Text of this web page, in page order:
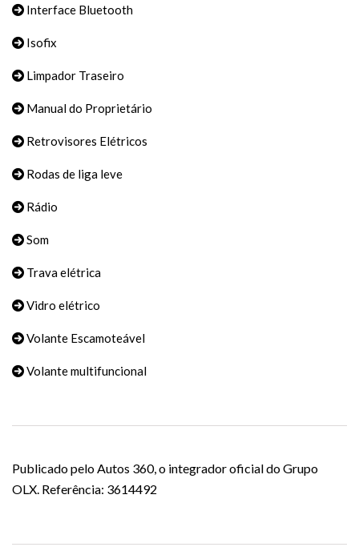
Interface Bluetooth
Isofix
Limpador Traseiro
Manual do Proprietário
Retrovisores Elétricos
Rodas de liga leve
Rádio
Som
Trava elétrica
Vidro elétrico
Volante Escamoteável
Volante multifuncional
Publicado pelo Autos 360, o integrador oficial do Grupo
OLX. Referência: 3614492